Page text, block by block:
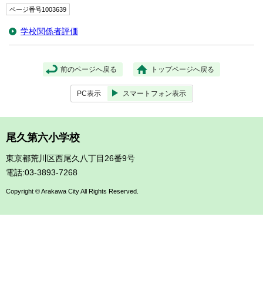
ページ番号1003639
学校関係者評価
前のページへ戻る トップページへ戻る
PC表示 スマートフォン表示
尾久第六小学校
東京都荒川区西尾久八丁目26番9号
電話:03-3893-7268
Copyright © Arakawa City All Rights Reserved.